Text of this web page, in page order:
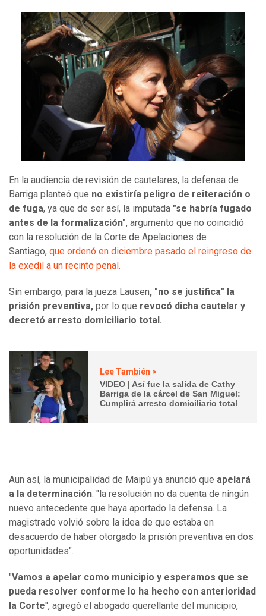
En la audiencia de revisión de cautelares, la defensa de
Barriga planteó que no existiría peligro de reiteración o
de fuga, ya que de ser así, la imputada "se habría fugado
antes de la formalización", argumento que no coincidió
con la resolución de la Corte de Apelaciones de
Santiago, que ordenó en diciembre pasado el reingreso de
la exedil a un recinto penal.
Sin embargo, para la jueza Lausen, "no se justifica" la
prisión preventiva, por lo que revocó dicha cautelar y
decretó arresto domiciliario total.
Lee También >
VIDEO | Así fue la salida de Cathy
Barriga de la cárcel de San Miguel:
Cumplirá arresto domiciliario total
Aun así, la municipalidad de Maipú ya anunció que apelará
a la determinación: "la resolución no da cuenta de ningún
nuevo antecedente que haya aportado la defensa. La
magistrado volvió sobre la idea de que estaba en
desacuerdo de haber otorgado la prisión preventiva en dos
oportunidades".
"Vamos a apelar como municipio y esperamos que se
pueda resolver conforme lo ha hecho con anterioridad
la Corte", agregó el abogado querellante del municipio,